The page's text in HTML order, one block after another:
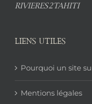
RIVIERES2TAHITI
LIENS UTILES
Pourquoi un site
Mentions légales